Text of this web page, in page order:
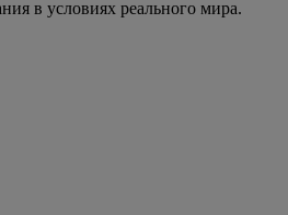
в условиях реального мира.